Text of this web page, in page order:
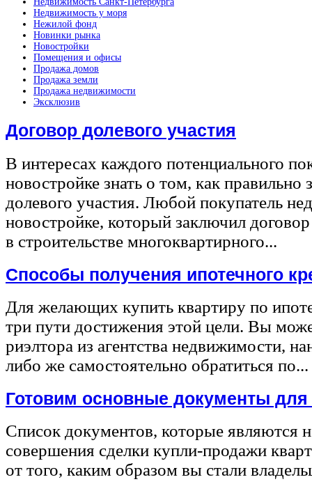
Недвижимость у моря
Нежилой фонд
Новинки рынка
Новостройки
Помещения и офисы
Продажа домов
Продажа земли
Продажа недвижимости
Эксклюзив
Договор долевого участия
В интересах каждого потенциального
новостройке знать о том, как правильно
долевого участия. Любой покупатель
новостройке, который заключил
в строительстве многоквартирного...
Способы получения ипотечного
Для желающих купить квартиру по
три пути достижения этой цели. Вы
риэлтора из агентства недвижимости,
либо же самостоятельно обратиться по...
Готовим основные документы
Список документов, которые являются
совершения сделки купли-продажи
от того, каким образом вы стали